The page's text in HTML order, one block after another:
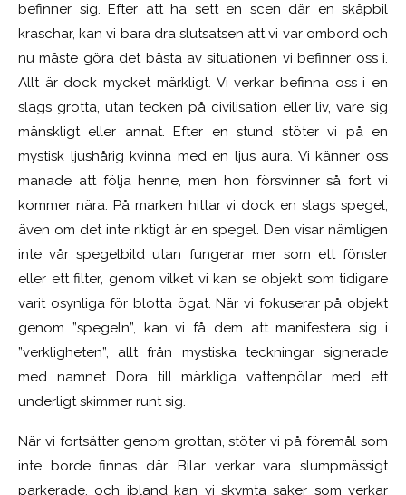
befinner sig. Efter att ha sett en scen där en skåpbil
kraschar, kan vi bara dra slutsatsen att vi var ombord och
nu måste göra det bästa av situationen vi befinner oss i.
Allt är dock mycket märkligt. Vi verkar befinna oss i en
slags grotta, utan tecken på civilisation eller liv, vare sig
mänskligt eller annat. Efter en stund stöter vi på en
mystisk ljushårig kvinna med en ljus aura. Vi känner oss
manade att följa henne, men hon försvinner så fort vi
kommer nära. På marken hittar vi dock en slags spegel,
även om det inte riktigt är en spegel. Den visar nämligen
inte vår spegelbild utan fungerar mer som ett fönster
eller ett filter, genom vilket vi kan se objekt som tidigare
varit osynliga för blotta ögat. När vi fokuserar på objekt
genom ”spegeln”, kan vi få dem att manifestera sig i
”verkligheten”, allt från mystiska teckningar signerade
med namnet Dora till märkliga vattenpölar med ett
underligt skimmer runt sig.
När vi fortsätter genom grottan, stöter vi på föremål som
inte borde finnas där. Bilar verkar vara slumpmässigt
parkerade, och ibland kan vi skymta saker som verkar